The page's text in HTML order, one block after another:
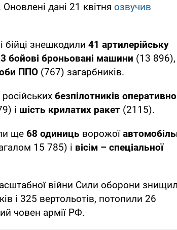
Оновлені дані 21 квітня озвучив
бійці знешкодили 41 артилерійську
бойові броньовані машини (13 896),
ППО (767) загарбників.
російських безпілотників
і шість крилатих ракет (2115).
ще 68 одиниць ворожої
15 785) і вісім – спеціальної
війни Сили оборони
і 325 вертольотів, потопили 26
човен армії РФ.